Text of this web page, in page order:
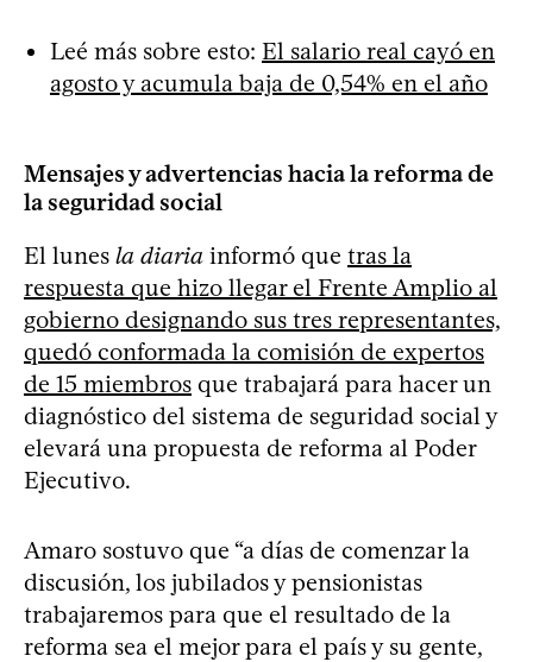
Leé más sobre esto: El salario real cayó en
agosto y acumula baja de 0,54% en el año
Mensajes y advertencias hacia la reforma de
la seguridad social
El lunes la diaria informó que tras la
respuesta que hizo llegar el Frente Amplio al
gobierno designando sus tres representantes,
quedó conformada la comisión de expertos
de 15 miembros que trabajará para hacer un
diagnóstico del sistema de seguridad social y
elevará una propuesta de reforma al Poder
Ejecutivo.
Amaro sostuvo que “a días de comenzar la
discusión, los jubilados y pensionistas
trabajaremos para que el resultado de la
reforma sea el mejor para el país y su gente,